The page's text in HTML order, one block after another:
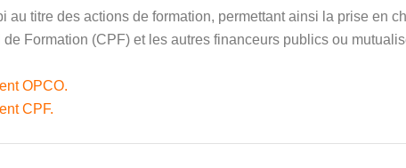
au titre des actions de formation, permettant ainsi la prise en
Formation (CPF) et les autres financeurs publics ou
OPCO.
CPF.